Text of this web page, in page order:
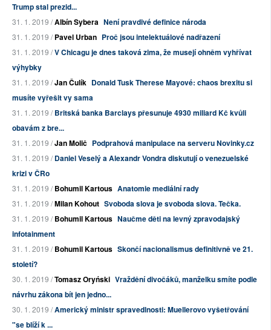
Trump stal prezid...
31. 1. 2019 /Albín Sybera Není pravdivé definice národa
31. 1. 2019 /Pavel Urban Proč jsou intelektuálové nadřazení
31. 1. 2019 /V Chicagu je dnes taková zima, že musejí ohněm vyhřívat
výhybky
31. 1. 2019 /Jan Čulík Donald Tusk Therese Mayové: chaos brexitu si
musíte vyřešit vy sama
31. 1. 2019 /Britská banka Barclays přesunuje 4930 miliard Kč kvůli
obavám z bre...
31. 1. 2019 /Jan Molič Podprahová manipulace na serveru Novinky.cz
31. 1. 2019 /Daniel Veselý a Alexandr Vondra diskutují o venezuelské
krizi v ČRo
31. 1. 2019 /Bohumil Kartous Anatomie mediální rady
31. 1. 2019 /Milan Kohout Svoboda slova je svoboda slova. Tečka.
31. 1. 2019 /Bohumil Kartous Naučme děti na levný zpravodajský
infotainment
31. 1. 2019 /Bohumil Kartous Skončí nacionalismus definitivně ve 21.
století?
30. 1. 2019 /Tomasz Oryński Vraždění divočáků, manželku smíte podle
návrhu zákona bít jen jedno...
30. 1. 2019 /Americký ministr spravedlnosti: Muellerovo vyšetřování
"se blíží k ...